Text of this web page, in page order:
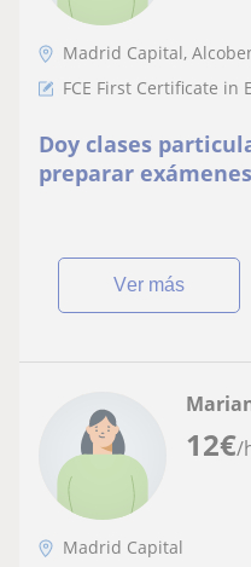
Madrid Capital,
FCE First Certificate in
Doy clases
preparar
ver más
12€/
Madrid Capital